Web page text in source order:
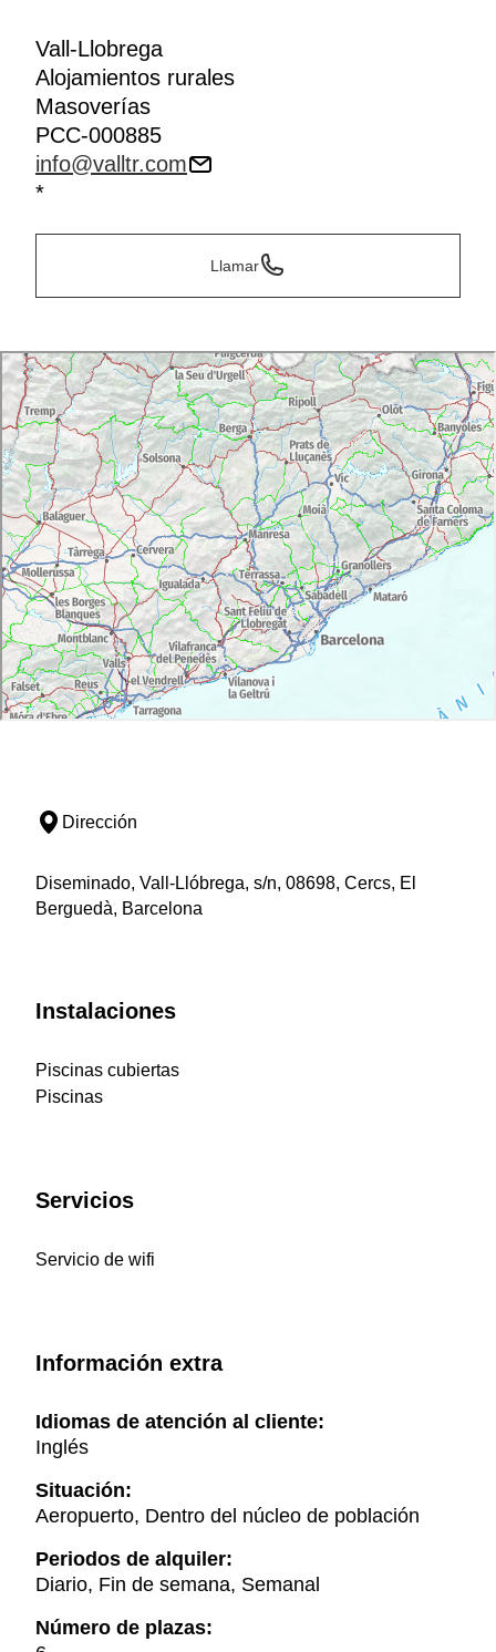
Vall-Llobrega
Alojamientos rurales
Masoverías
PCC-000885
info@valltr.com
*
Llamar
Dirección
Diseminado, Vall-Llóbrega, s/n, 08698, Cercs, El
Berguedà, Barcelona
Instalaciones
Piscinas cubiertas
Piscinas
Servicios
Servicio de wifi
Información extra
Idiomas de atención al cliente:
Inglés
Situación:
Aeropuerto, Dentro del núcleo de población
Periodos de alquiler:
Diario, Fin de semana, Semanal
Número de plazas: